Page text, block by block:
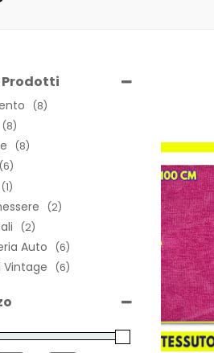
(8)
(8)
(8)
(6)
(1)
(2)
(2)
Auto (6)
Vintage (6)